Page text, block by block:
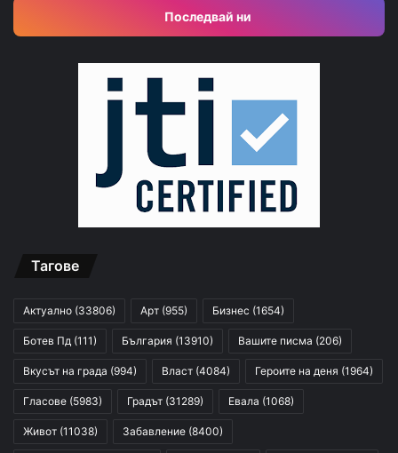
Последвай ни
Тагове
Актуално (33806) Арт (955) Бизнес (1654)
Ботев Пд (111) България (13910) Вашите писма (206)
Вкусът на града (994) Власт (4084) Героите на деня (1964)
Гласове (5983) Градът (31289) Евала (1068)
Живот (11038) Забавление (8400)